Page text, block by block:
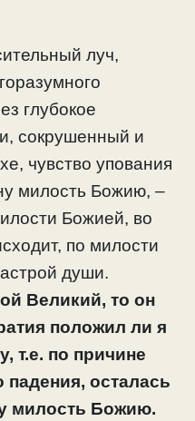
луч,
глубокое
сокрушенный и
чувство упования
милость Божию, –
Божией, во
по милости
души.
Великий, то он
положил ли я
т.е. по причине
падения, осталась
милость Божию.